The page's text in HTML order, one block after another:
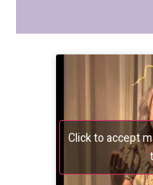
Click to accept